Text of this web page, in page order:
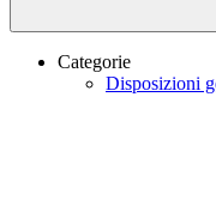
Categorie
Disposizioni